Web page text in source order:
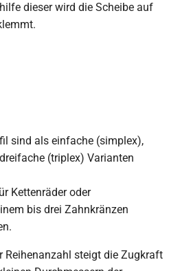
dieser wird die Scheibe auf
sind als einfache (simplex),
(triplex) Varianten
Kettenräder oder
bis drei Zahnkränzen
Reihenanzahl steigt die Zugkraft